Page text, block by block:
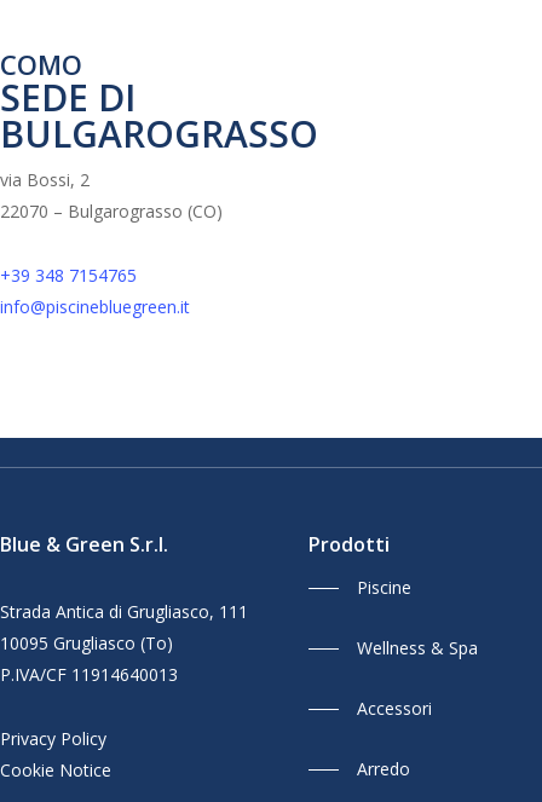
COMO
SEDE DI
BULGAROGRASSO
via Bossi, 2
22070 – Bulgarograsso (CO)
+39 348 7154765
info@piscinebluegreen.it
Blue & Green S.r.l.
Strada Antica di Grugliasco, 111
10095 Grugliasco (To)
P.IVA/CF 11914640013
Privacy Policy
Cookie Notice
Prodotti
Piscine
Wellness & Spa
Accessori
Arredo